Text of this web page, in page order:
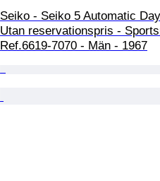
Seiko - Seiko 5 Automatic
Utan reservationspris -
Ref.6619-7070 - Män - 1967